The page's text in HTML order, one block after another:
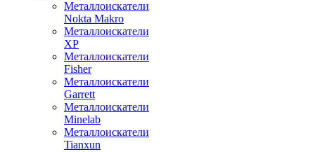
Металлоискатели
Nokta Makro
Металлоискатели
XP
Металлоискатели
Fisher
Металлоискатели
Garrett
Металлоискатели
Minelab
Металлоискатели
Tianxun